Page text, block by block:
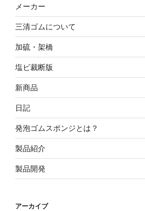
メーカー
三清ゴムについて
加硫・架橋
塩ビ裁断版
新商品
日記
発泡ゴムスポンジとは？
製品紹介
製品開発
アーカイブ